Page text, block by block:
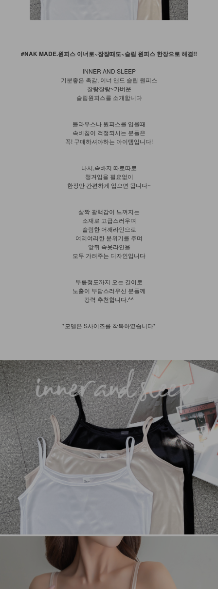
#NAK MADE.원피스 이너로~잠잘때도~슬립 원피스 한장으로 해결!!
INNER AND SLEEP
기분좋은 촉감, 이너 앤드 슬립 원피스
찰랑찰랑~가벼운
슬립원피스를 소개합니다
블라우스나 원피스를 입을때
속비침이 걱정되시는 분들은
꼭! 구매하셔야하는 아이템입니다!
나시,속바지 따로따로
챙겨입을 필요없이
한장만 간편하게 입으면 됩니다~
살짝 광택감이 느껴지는
소재로 고급스러우며
슬림한 어깨라인으로
여리여리한 분위기를 주며
앞뒤 속옷라인을
모두 가려주는 디자인입니다
무릎정도까지 오는 길이로
노출이 부담스러우신 분들께
강력 추천합니다.^^
*모델은 S사이즈를 착복하였습니다*